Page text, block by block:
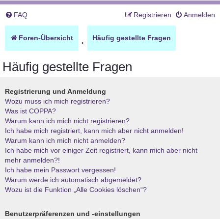
FAQ Anmelden
Registrieren
Foren-Übersicht Häufig gestellte Fragen
Häufig gestellte Fragen
Registrierung und Anmeldung
Wozu muss ich mich registrieren?
Was ist COPPA?
Warum kann ich mich nicht registrieren?
Ich habe mich registriert, kann mich aber nicht anmelden!
Warum kann ich mich nicht anmelden?
Ich habe mich vor einiger Zeit registriert, kann mich aber nicht
mehr anmelden?!
Ich habe mein Passwort vergessen!
Warum werde ich automatisch abgemeldet?
Wozu ist die Funktion „Alle Cookies löschen“?
Benutzerpräferenzen und -einstellungen